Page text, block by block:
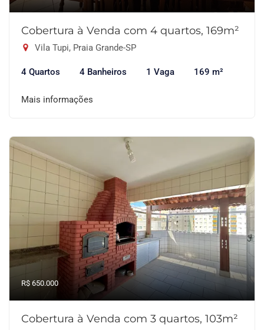
Cobertura à Venda com 4 quartos, 169m²
Vila Tupi, Praia Grande-SP
4 Quartos 4 Banheiros 1 Vaga 169 m²
Mais informações
R$ 650.000
Cobertura à Venda com 3 quartos, 103m²